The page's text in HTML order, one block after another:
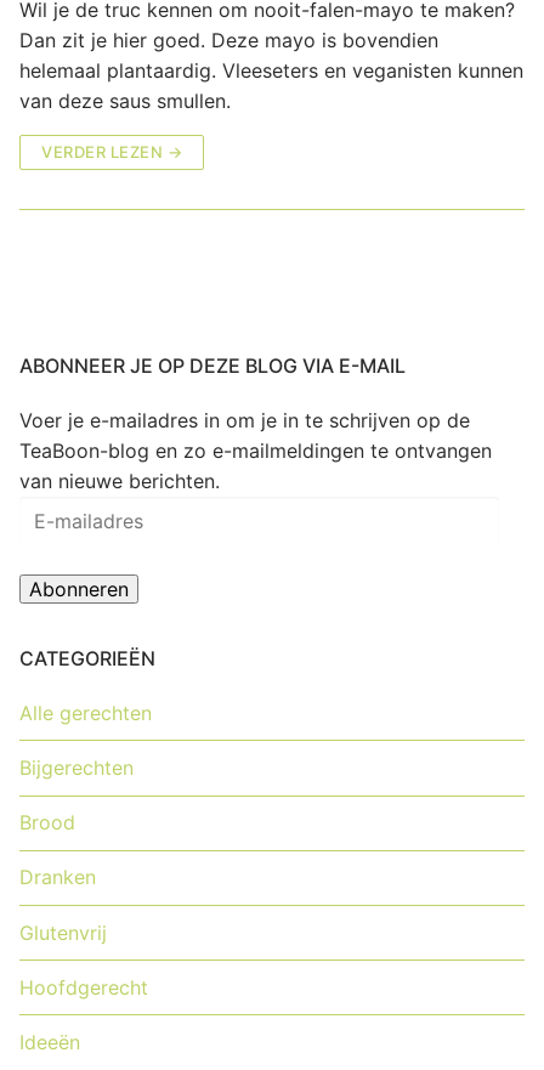
Wil je de truc kennen om nooit-falen-mayo te maken?
Dan zit je hier goed. Deze mayo is bovendien
helemaal plantaardig. Vleeseters en veganisten kunnen
van deze saus smullen.
VERDER LEZEN →
ABONNEER JE OP DEZE BLOG VIA E-MAIL
Voer je e-mailadres in om je in te schrijven op de
TeaBoon-blog en zo e-mailmeldingen te ontvangen
van nieuwe berichten.
E-
Abonneren
CATEGORIEËN
Alle gerechten
Bijgerechten
Brood
Dranken
Glutenvrij
Hoofdgerecht
Ideeën